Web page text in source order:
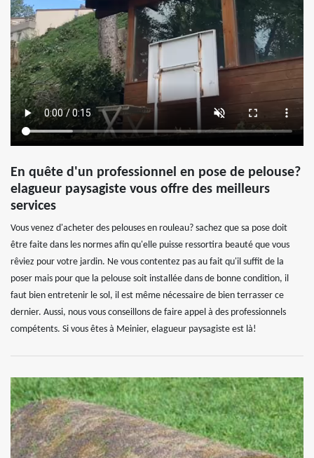
En quête d'un professionnel en pose de pelouse?
elagueur paysagiste vous offre des meilleurs
services
Vous venez d'acheter des pelouses en rouleau? sachez que sa pose doit
être faite dans les normes afin qu'elle puisse ressortira beauté que vous
rêviez pour votre jardin. Ne vous contentez pas au fait qu'il suffit de la
poser mais pour que la pelouse soit installée dans de bonne condition, il
faut bien entretenir le sol, il est même nécessaire de bien terrasser ce
dernier. Aussi, nous vous conseillons de faire appel à des professionnels
compétents. Si vous êtes à Meinier, elagueur paysagiste est là!